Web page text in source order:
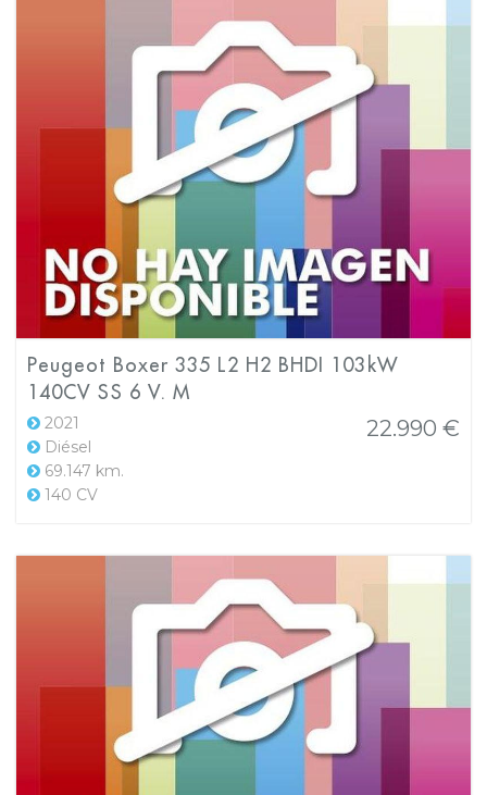
Peugeot Boxer 335 L2 H2 BHDI 103kW
140CV SS 6 V. M
2021
Diésel
69.147 km.
140 CV
22.990 €